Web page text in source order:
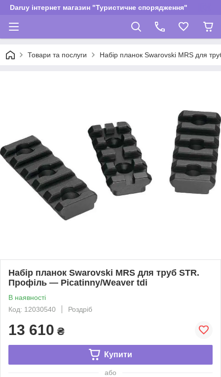
Daruy інтернет магазин "Туристичне спорядження"
Товари та послуги Набір планок Swarovski MRS для
Набір планок Swarovski MRS для труб STR.
Профіль — Picatinny/Weaver tdi
В наявності
Код: 12030540
Роздріб
13 610 ₴
Купити
або